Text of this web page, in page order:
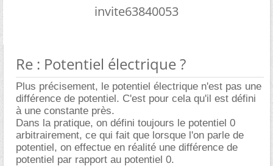
invite63840053
Re : Potentiel électrique ?
Plus précisement, le potentiel électrique n'est pas une
différence de potentiel. C'est pour cela qu'il est défini
à une constante près.
Dans la pratique, on défini toujours le potentiel 0
arbitrairement, ce qui fait que lorsque l'on parle de
potentiel, on effectue en réalité une différence de
potentiel par rapport au potentiel 0.